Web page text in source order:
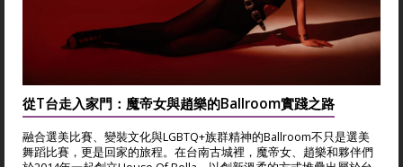
從T台走入家門：魔帝女與趙樂的Ballroom實踐之路
融合選美比賽、變裝文化與LGBTQ+族群精神的Ballroom不只是選美
舞蹈比賽，更是回家的旅程。在台南古城裡，魔帝女、趙樂和夥伴們